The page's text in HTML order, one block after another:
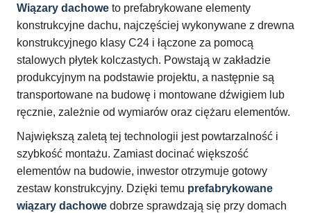
Wiązary dachowe to prefabrykowane elementy
konstrukcyjne dachu, najczęściej wykonywane z drewna
konstrukcyjnego klasy C24 i łączone za pomocą
stalowych płytek kolczastych. Powstają w zakładzie
produkcyjnym na podstawie projektu, a następnie są
transportowane na budowę i montowane dźwigiem lub
ręcznie, zależnie od wymiarów oraz ciężaru elementów.
Największą zaletą tej technologii jest powtarzalność i
szybkość montażu. Zamiast docinać większość
elementów na budowie, inwestor otrzymuje gotowy
zestaw konstrukcyjny. Dzięki temu prefabrykowane
wiązary dachowe dobrze sprawdzają się przy domach